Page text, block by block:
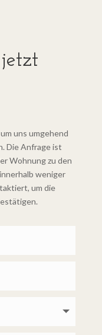
uns umgehend
Die Anfrage ist
Wohnung zu den
weniger
um die